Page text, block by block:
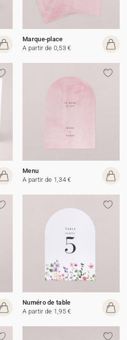
Marque-place
A partir de 0,53 €
Menu
A partir de 1,34 €
Numéro de table
A partir de 1,95 €